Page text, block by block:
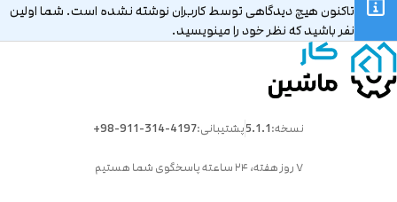
سورتینگ دو کانال هوش مصنوعی سورت مستر انتخابی مناسب برای
با نیازهای مختلف است. با توجه به فرمت‌های متنوع و امکانات جانبی،
دستگاه می‌تواند به بهبود فرآیند سورتینگ و افزایش بهره‌وری کمک کند.
تاکنون هیچ دیدگاهی توسط کاربران نوشته نشده است. شما اولین
نفر باشید که نظر خود را مینویسید.
نسخه:5.1.1پشتیبانی:+98-911-314-4197
۷ روز هفته، ۲۴ ساعته پاسخگوی شما هستیم